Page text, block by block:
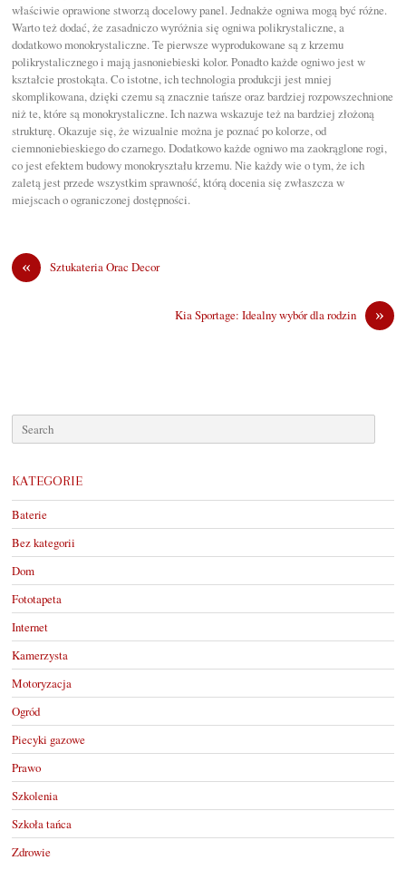
właściwie oprawione stworzą docelowy panel. Jednakże ogniwa mogą być różne.
Warto też dodać, że zasadniczo wyróżnia się ogniwa polikrystaliczne, a
dodatkowo monokrystaliczne. Te pierwsze wyprodukowane są z krzemu
polikrystalicznego i mają jasnoniebieski kolor. Ponadto każde ogniwo jest w
kształcie prostokąta. Co istotne, ich technologia produkcji jest mniej
skomplikowana, dzięki czemu są znacznie tańsze oraz bardziej rozpowszechnione
niż te, które są monokrystaliczne. Ich nazwa wskazuje też na bardziej złożoną
strukturę. Okazuje się, że wizualnie można je poznać po kolorze, od
ciemnoniebieskiego do czarnego. Dodatkowo każde ogniwo ma zaokrąglone rogi,
co jest efektem budowy monokryształu krzemu. Nie każdy wie o tym, że ich
zaletą jest przede wszystkim sprawność, którą docenia się zwłaszcza w
miejscach o ograniczonej dostępności.
« Sztukateria Orac Decor
»
Kia Sportage: Idealny wybór dla rodzin
KATEGORIE
Baterie
Bez kategorii
Dom
Fototapeta
Internet
Kamerzysta
Motoryzacja
Ogród
Piecyki gazowe
Prawo
Szkolenia
Szkoła tańca
Zdrowie